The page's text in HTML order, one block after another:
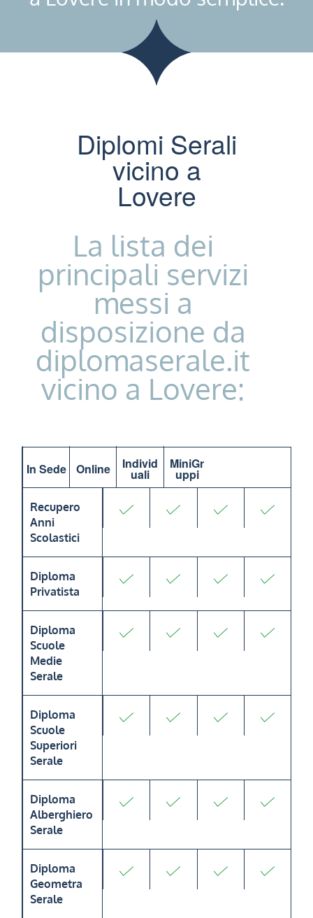
Diplomi Serali
vicino a
Lovere
La lista dei
principali servizi
messi a
disposizione da
diplomaserale.it
vicino a Lovere:
In Sede Online Individ
uali
MiniGr
uppi
Recupero
Anni
Scolastici
Diploma
Privatista
Diploma
Scuole
Medie
Serale
Diploma
Scuole
Superiori
Serale
Diploma
Alberghiero
Serale
Diploma
Geometra
Serale